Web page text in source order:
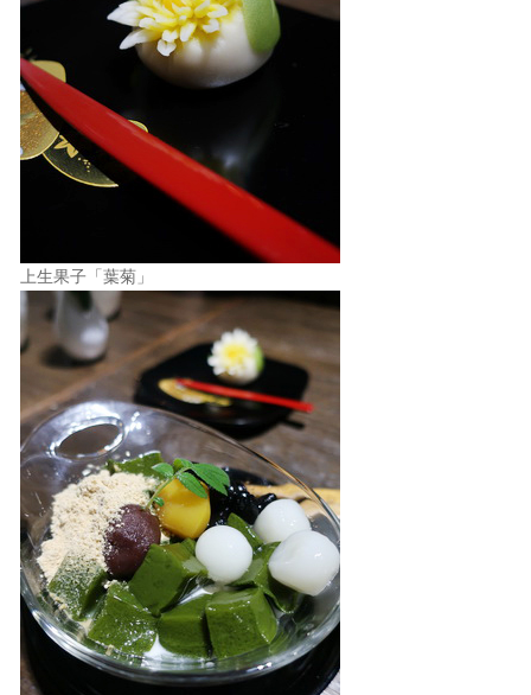
上生果子「葉菊」